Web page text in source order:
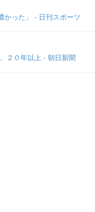
かった」 - 日刊スポーツ
２０年以上 - 朝日新聞